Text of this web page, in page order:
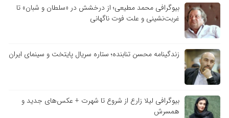
بیوگرافی محمد مطیعی؛ از درخشش در «سلطان و شبان» تا
غربت‌نشینی و علت فوت ناگهانی
زندگینامه محسن تنابنده؛ ستاره سریال پایتخت و سینمای ایران
بیوگرافی لیلا زارع از شروع تا شهرت + عکس‌های جدید و
همسرش